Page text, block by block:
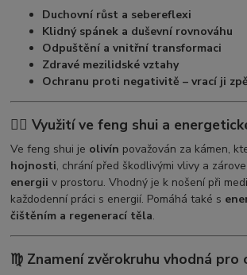
Duchovní růst a sebereflexi
Klidný spánek a duševní rovnováhu
Odpuštění a vnitřní transformaci
Zdravé mezilidské vztahy
Ochranu proti negativitě – vrací ji
🧘‍♂️Využití ve feng shui a
Ve feng shui je olivín považován za kámen,
hojnosti, chrání před škodlivými vlivy a
energii v prostoru. Vhodný je k nošení při
každodenní práci s energií. Pomáhá také s
čištěním a regenerací těla.
♍ Znamení zvěrokruhu vhodná pro